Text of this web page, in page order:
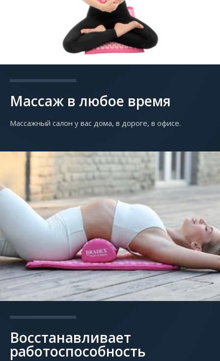
Массаж в любое время
Массажный салон у вас дома, в дороге, в офисе.
Восстанавливает
работоспособность